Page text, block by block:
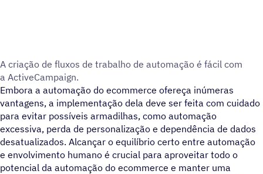
A criação de fluxos de trabalho de automação é fácil com
a ActiveCampaign.
Embora a automação do ecommerce ofereça inúmeras
vantagens, a implementação dela deve ser feita com cuidado
para evitar possíveis armadilhas, como automação
excessiva, perda de personalização e dependência de dados
desatualizados. Alcançar o equilíbrio certo entre automação
e envolvimento humano é crucial para aproveitar todo o
potencial da automação do ecommerce e manter uma